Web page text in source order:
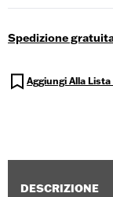
Spedizione
Aggiungi Alla
DESCRIZIONE